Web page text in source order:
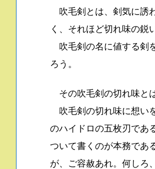
吹毛剣とは、剣気に誘
く、それほど切れ味の鋭
吹毛剣の名に値する剣
ろう。
その吹毛剣の切れ味と
吹毛剣の切れ味に想い
のハイドロの五枚刃であ
ついて書くのが本務であ
が、ご容赦あれ。何しろ